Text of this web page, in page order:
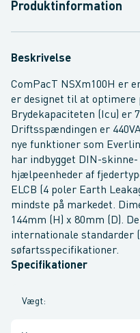
Produktinformation
Beskrivelse
ComPacT NSXm100H er
er designet til at optimere
Brydekapaciteten (Icu) er
Driftsspændingen er
nye funktioner som
har indbygget DIN-
hjælpeenheder af
ELCB (4 poler Earth
mindste på markedet.
144mm (H) x 80mm (D).
internationale standarder
søfartsspecifikationer.
Specifikationer
Vægt: